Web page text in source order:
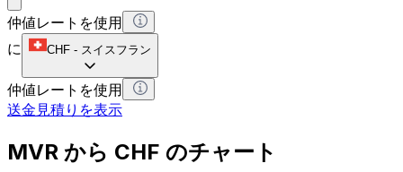
仲値レートを使用
に
CHF - スイスフラン
仲値レートを使用
送金見積りを表示
MVR から CHF のチャート